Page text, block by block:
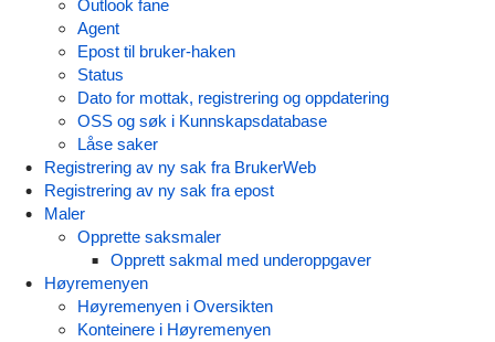
Outlook fane
Agent
Epost til bruker-haken
Status
Dato for mottak, registrering og oppdatering
OSS og søk i Kunnskapsdatabase
Låse saker
Registrering av ny sak fra BrukerWeb
Registrering av ny sak fra epost
Maler
Opprette saksmaler
Opprett sakmal med underoppgaver
Høyremenyen
Høyremenyen i Oversikten
Konteinere i Høyremenyen